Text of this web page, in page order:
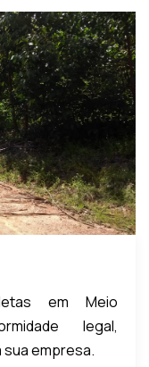
em Meio
legal,
empresa.